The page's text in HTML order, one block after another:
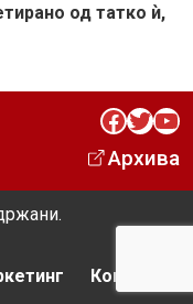
од татко ѝ,
Facebook Twitter YouTube
Архива
Контакт